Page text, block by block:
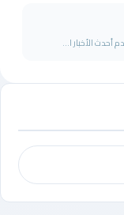
أحدث الأخبار ا...